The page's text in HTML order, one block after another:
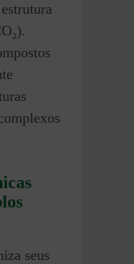
seus